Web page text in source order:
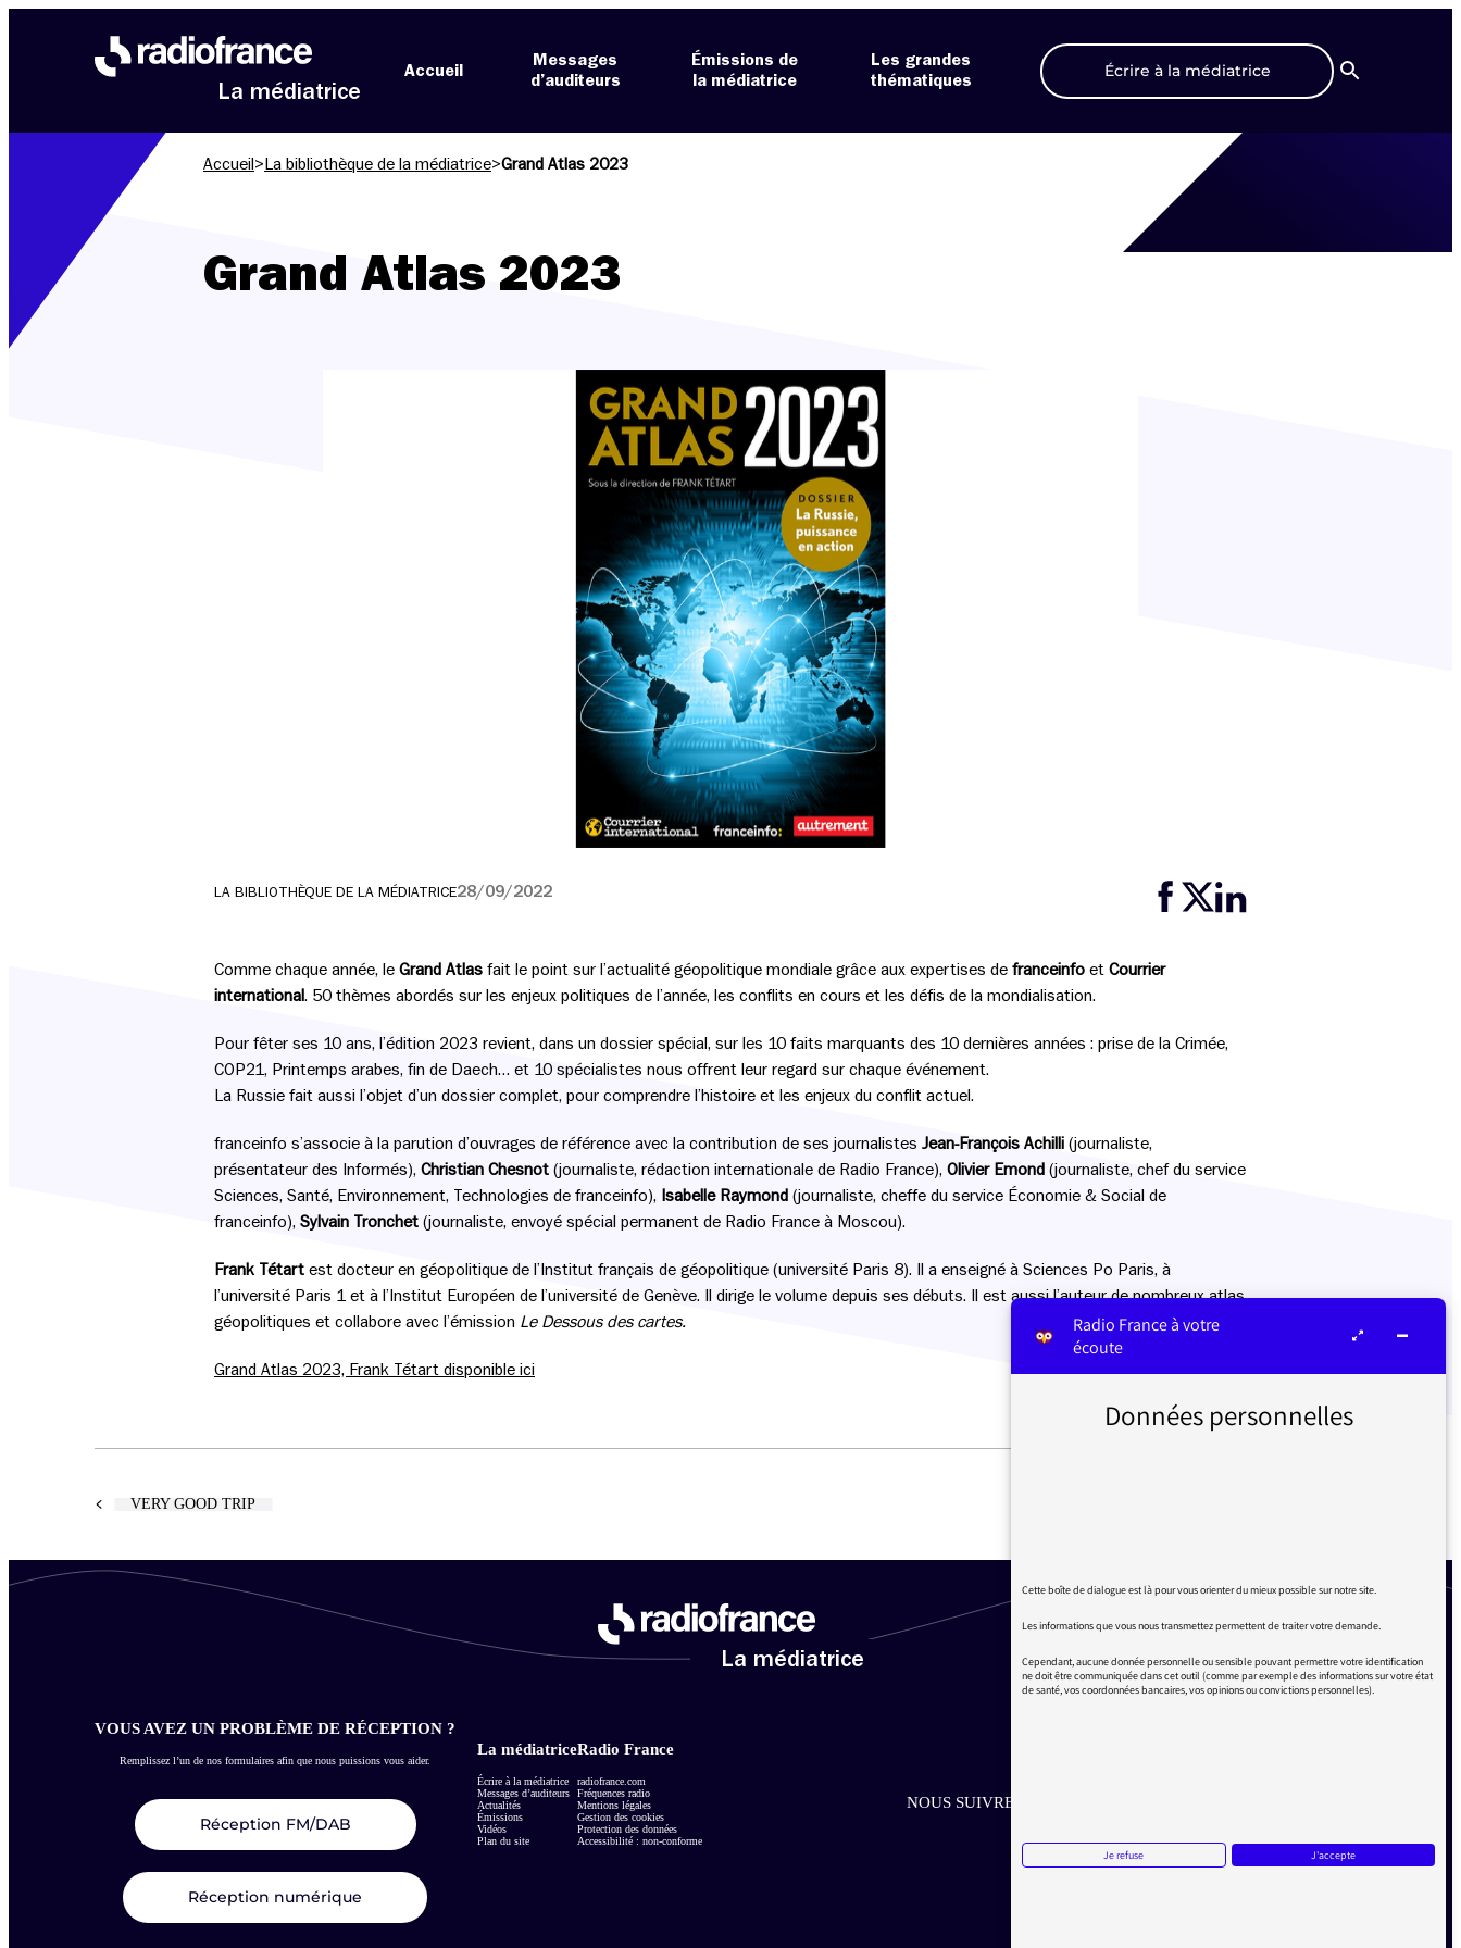
La médiatrice
Accueil
Messages
d’auditeurs
Émissions de
la médiatrice
Les grandes
thématiques
Écrire à la médiatrice
Recherche
Accueil > La bibliothèque de la médiatrice>Grand Atlas 2023
Grand Atlas 2023
LA BIBLIOTHÈQUE DE LA MÉDIATRICE28/09/2022
Comme chaque année, le Grand Atlas fait le point sur l’actualité géopolitique mondiale grâce aux expertises de franceinfo et Courrier
international. 50 thèmes abordés sur les enjeux politiques de l’année, les conflits en cours et les défis de la mondialisation.
Pour fêter ses 10 ans, l’édition 2023 revient, dans un dossier spécial, sur les 10 faits marquants des 10 dernières années : prise de la Crimée,
COP21, Printemps arabes, fin de Daech… et 10 spécialistes nous offrent leur regard sur chaque événement.
La Russie fait aussi l’objet d’un dossier complet, pour comprendre l’histoire et les enjeux du conflit actuel.
franceinfo s’associe à la parution d’ouvrages de référence avec la contribution de ses journalistes Jean-François Achilli (journaliste,
présentateur des Informés), Christian Chesnot (journaliste, rédaction internationale de Radio France), Olivier Emond (journaliste, chef du service
Sciences, Santé, Environnement, Technologies de franceinfo), Isabelle Raymond (journaliste, cheffe du service Économie & Social de
franceinfo), Sylvain Tronchet (journaliste, envoyé spécial permanent de Radio France à Moscou).
Frank Tétart est docteur en géopolitique de l’Institut français de géopolitique (université Paris 8). Il a enseigné à Sciences Po Paris, à
l’université Paris 1 et à l’Institut Européen de l’université de Genève. Il dirige le volume depuis ses débuts. Il est aussi l’auteur de nombreux atlas
géopolitiques et collabore avec l’émission Le Dessous des cartes.
Grand Atlas 2023, Frank Tétart disponible ici
VERY GOOD TRIP
La médiatrice
VOUS AVEZ UN PROBLÈME DE RÉCEPTION ?
Remplissez l’un de nos formulaires afin que nous puissions vous aider.
Réception FM/DAB
Réception numérique
La médiatrice
Écrire à la médiatrice
Messages d’auditeurs
Actualités
Émissions
Vidéos
Plan du site
Radio France
radiofrance.com
Fréquences radio
Mentions légales
Gestion des cookies
Protection des données
Accessibilité : non-conforme
NOUS SUIVRE SUR LES RÉSEAUX
Aller sur la page Facebook de la Médiatrice
Aller sur la page Twitter de la Médiatrice
Aller sur la page Instagram de la Médiatrice
Radio France à votre
écoute
Données personnelles
Cette boîte de dialogue est là pour vous orienter du mieux possible sur notre site.
Les informations que vous nous transmettez permettent de traiter votre demande.
Cependant, aucune donnée personnelle ou sensible pouvant permettre votre identification
ne doit être communiquée dans cet outil (comme par exemple des informations sur votre état
de santé, vos coordonnées bancaires, vos opinions ou convictions personnelles).
Je refuse J'accepte